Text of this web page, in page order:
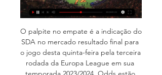
O palpite no empate é a indicação do
SDA no mercado resultado final para
o jogo desta quinta-feira pela terceira
rodada da Europa League em sua